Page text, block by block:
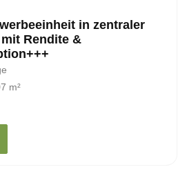
in zentraler
Rendite &
m²